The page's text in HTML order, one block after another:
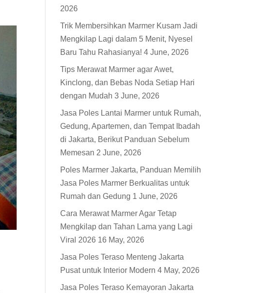
2026
Trik Membersihkan Marmer Kusam Jadi
Mengkilap Lagi dalam 5 Menit, Nyesel
Baru Tahu Rahasianya! 4 June, 2026
Tips Merawat Marmer agar Awet,
Kinclong, dan Bebas Noda Setiap Hari
dengan Mudah 3 June, 2026
Jasa Poles Lantai Marmer untuk Rumah,
Gedung, Apartemen, dan Tempat Ibadah
di Jakarta, Berikut Panduan Sebelum
Memesan 2 June, 2026
Poles Marmer Jakarta, Panduan Memilih
Jasa Poles Marmer Berkualitas untuk
Rumah dan Gedung 1 June, 2026
Cara Merawat Marmer Agar Tetap
Mengkilap dan Tahan Lama yang Lagi
Viral 2026 16 May, 2026
Jasa Poles Teraso Menteng Jakarta
Pusat untuk Interior Modern 4 May, 2026
Jasa Poles Teraso Kemayoran Jakarta